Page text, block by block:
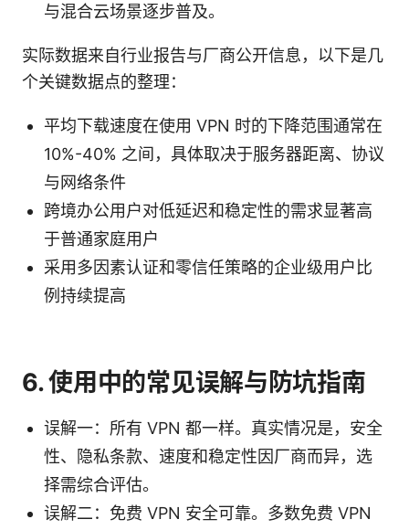
与混合云场景逐步普及。
实际数据来自行业报告与厂商公开信息，以下是几
个关键数据点的整理：
平均下载速度在使用 VPN 时的下降范围通常在
10%-40% 之间，具体取决于服务器距离、协议
与网络条件
跨境办公用户对低延迟和稳定性的需求显著高
于普通家庭用户
采用多因素认证和零信任策略的企业级用户比
例持续提高
6. 使用中的常见误解与防坑指南
误解一：所有 VPN 都一样。真实情况是，安全
性、隐私条款、速度和稳定性因厂商而异，选
择需综合评估。
误解二：免费 VPN 安全可靠。多数免费 VPN